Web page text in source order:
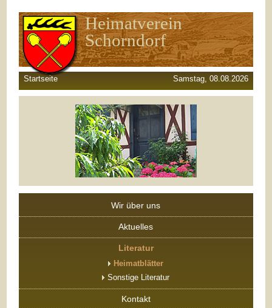
Heimatverein
Schorndorf
Startseite Samstag, 08.08.2026
Wir über uns
Aktuelles
Literatur
Heimatblätter
Sonstige Literatur
Kontakt